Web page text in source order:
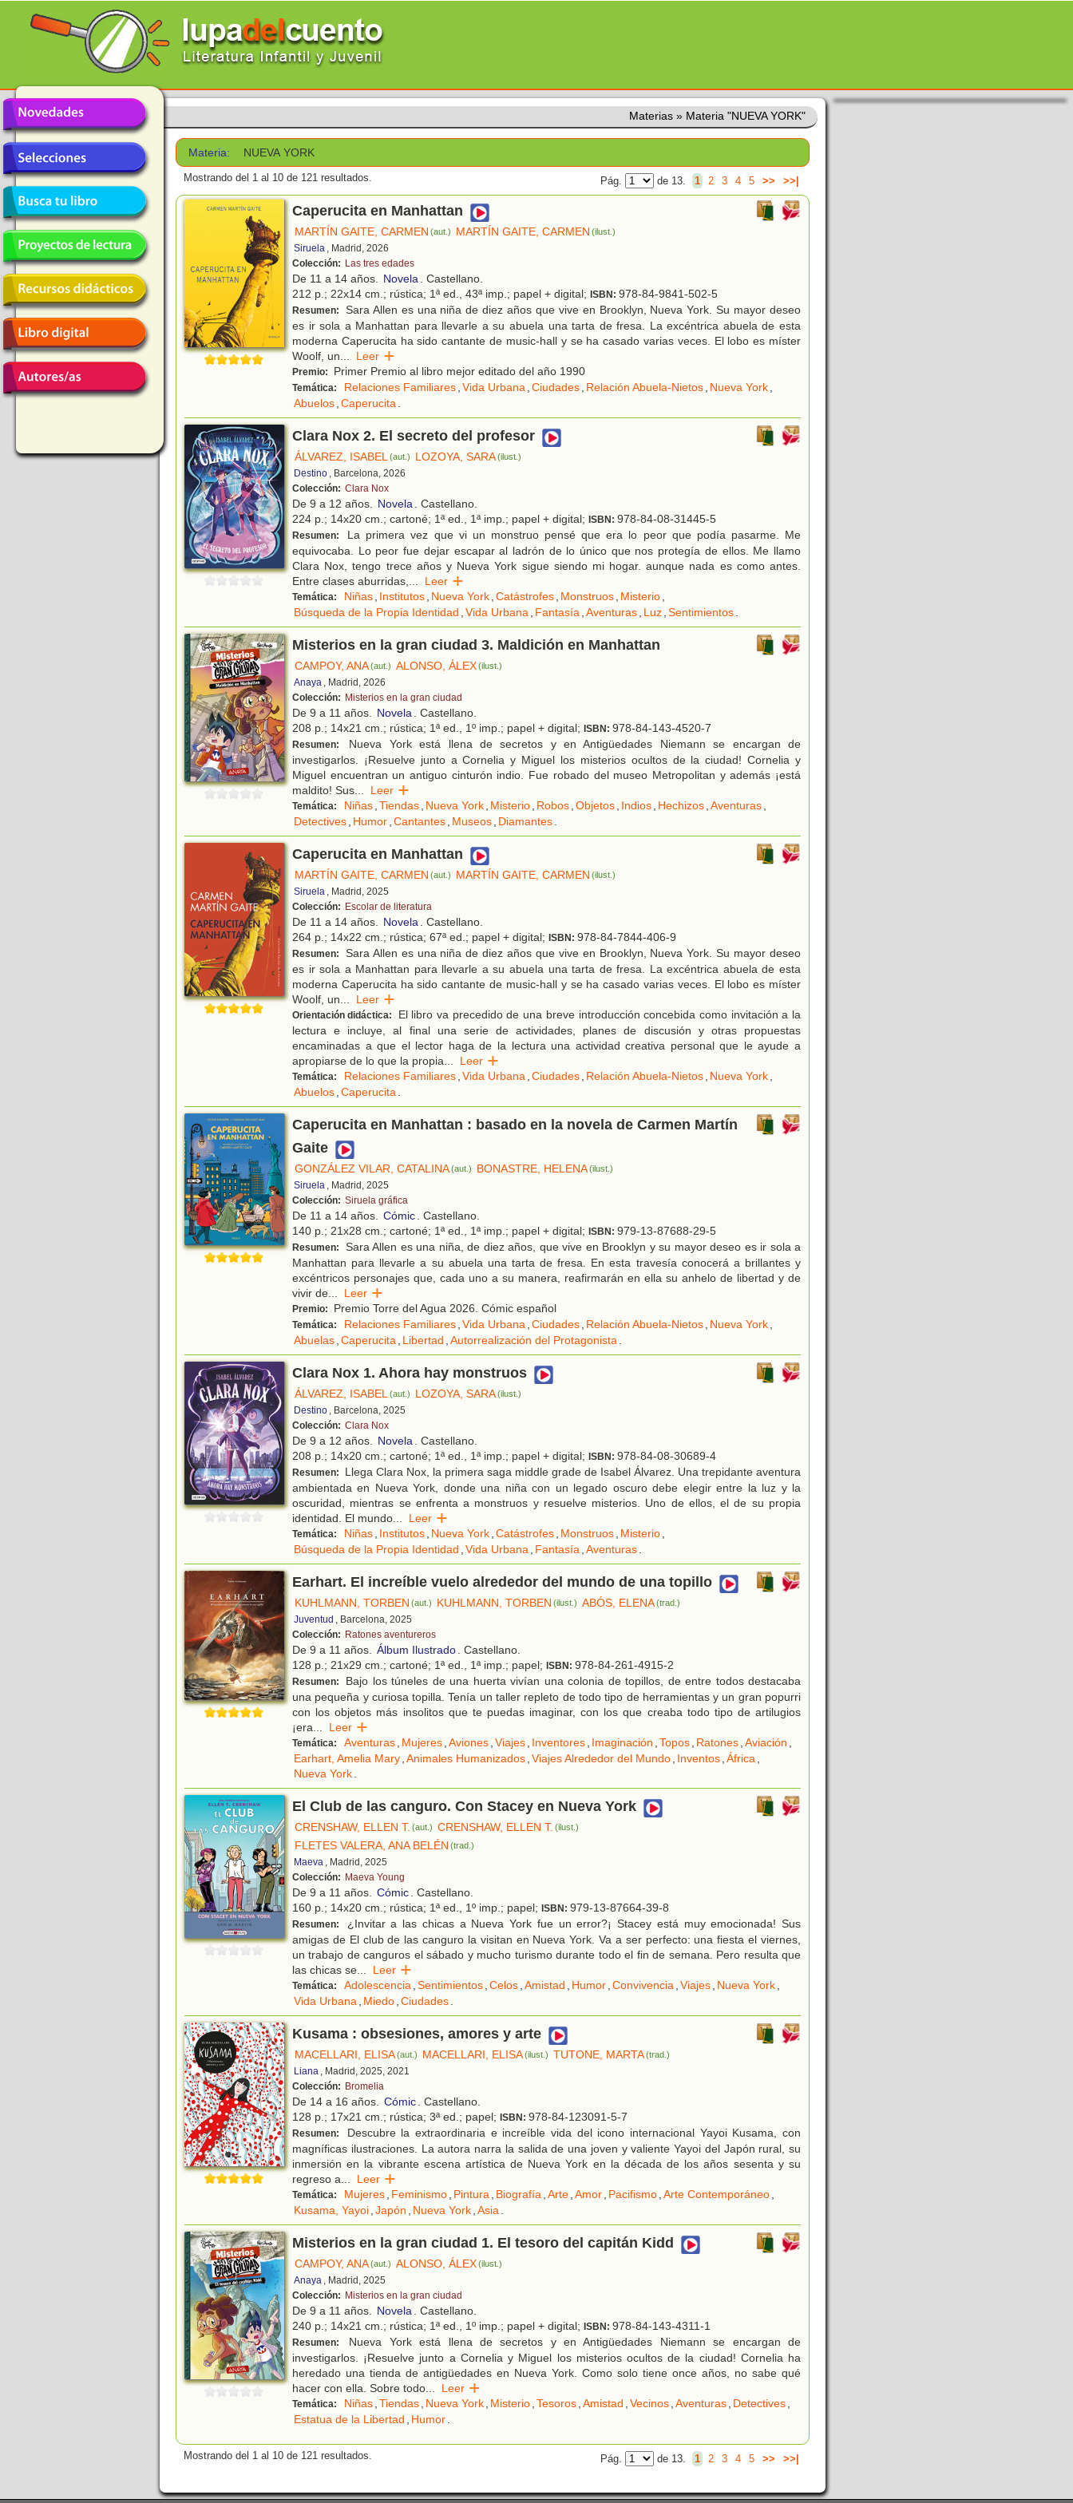
Materias » Materia "NUEVA YORK"
Materia: NUEVA YORK
Mostrando del 1 al 10 de 121 resultados. Pág. de 13. 1 2 3 4 5 >> >>|
Caperucita en Manhattan
MARTÍN GAITE, CARMEN (aut.) MARTÍN GAITE, CARMEN (ilust.)
Siruela , Madrid, 2026
Colección: Las tres edades
De 11 a 14 años. Novela. Castellano.
212 p.; 22x14 cm.; rústica; 1ª ed., 43ª imp.; papel + digital; ISBN: 978-84-9841-502-5
Resumen:
Sara Allen es una niña de diez años que vive en Brooklyn, Nueva York. Su mayor deseo
es ir sola a Manhattan para llevarle a su abuela una tarta de fresa. La excéntrica abuela de esta
moderna Caperucita ha sido cantante de music-hall y se ha casado varias veces. El lobo es míster
Woolf, un... Leer
Premio: Primer Premio al libro mejor editado del año 1990
Temática: Relaciones Familiares,Vida Urbana,Ciudades, Relación Abuela-Nietos, Nueva York,
Abuelos,Caperucita.
Clara Nox 2. El secreto del profesor
ÁLVAREZ, ISABEL(aut.) LOZOYA, SARA(ilust.)
Destino , Barcelona, 2026
Colección: Clara Nox
De 9 a 12 años. Novela. Castellano.
224 p.; 14x20 cm.; cartoné; 1ª ed., 1ª imp.; papel + digital; ISBN: 978-84-08-31445-5
Resumen:
La primera vez que vi un monstruo pensé que era lo peor que podía pasarme. Me
equivocaba. Lo peor fue dejar escapar al ladrón de lo único que nos protegía de ellos. Me llamo
Clara Nox, tengo trece años y Nueva York sigue siendo mi hogar. aunque nada es como antes.
Entre clases aburridas,... Leer
Temática: Niñas, Institutos, Nueva York,Catástrofes, Monstruos, Misterio,
Búsqueda de la Propia Identidad ,Vida Urbana, Fantasía,Aventuras, Luz,Sentimientos.
Misterios en la gran ciudad 3. Maldición en Manhattan
CAMPOY, ANA(aut.) ALONSO, ÁLEX(ilust.)
Anaya , Madrid, 2026
Colección: Misterios en la gran ciudad
De 9 a 11 años. Novela. Castellano.
208 p.; 14x21 cm.; rústica; 1ª ed., 1º imp.; papel + digital; ISBN: 978-84-143-4520-7
Resumen:
Nueva York está llena de secretos y en Antigüedades Niemann se encargan de
investigarlos. ¡Resuelve junto a Cornelia y Miguel los misterios ocultos de la ciudad! Cornelia y
Miguel encuentran un antiguo cinturón indio. Fue robado del museo Metropolitan y además ¡está
maldito! Sus... Leer
Temática: Niñas,Tiendas, Nueva York, Misterio, Robos,Objetos, Indios, Hechizos,Aventuras,
Detectives, Humor,Cantantes, Museos, Diamantes.
Caperucita en Manhattan
MARTÍN GAITE, CARMEN (aut.) MARTÍN GAITE, CARMEN (ilust.)
Siruela , Madrid, 2025
Colección: Escolar de literatura
De 11 a 14 años. Novela. Castellano.
264 p.; 14x22 cm.; rústica; 67ª ed.; papel + digital; ISBN: 978-84-7844-406-9
Resumen:
Sara Allen es una niña de diez años que vive en Brooklyn, Nueva York. Su mayor deseo
es ir sola a Manhattan para llevarle a su abuela una tarta de fresa. La excéntrica abuela de esta
moderna Caperucita ha sido cantante de music-hall y se ha casado varias veces. El lobo es míster
Woolf, un... Leer
Orientación didáctica:
El libro va precedido de una breve introducción concebida como invitación a la
lectura e incluye, al final una serie de actividades, planes de discusión y otras propuestas
encaminadas a que el lector haga de la lectura una actividad creativa personal que le ayude a
apropiarse de lo que la propia... Leer
Temática: Relaciones Familiares,Vida Urbana,Ciudades, Relación Abuela-Nietos, Nueva York,
Abuelos,Caperucita.
Caperucita en Manhattan : basado en la novela de Carmen Martín
Gaite
GONZÁLEZ VILAR, CATALINA(aut.) BONASTRE, HELENA(ilust.)
Siruela , Madrid, 2025
Colección: Siruela gráfica
De 11 a 14 años. Cómic. Castellano.
140 p.; 21x28 cm.; cartoné; 1ª ed., 1ª imp.; papel + digital; ISBN: 979-13-87688-29-5
Resumen:
Sara Allen es una niña, de diez años, que vive en Brooklyn y su mayor deseo es ir sola a
Manhattan para llevarle a su abuela una tarta de fresa. En esta travesía conocerá a brillantes y
excéntricos personajes que, cada uno a su manera, reafirmarán en ella su anhelo de libertad y de
vivir de... Leer
Premio: Premio Torre del Agua 2026. Cómic español
Temática: Relaciones Familiares,Vida Urbana,Ciudades, Relación Abuela-Nietos, Nueva York,
Abuelas,Caperucita, Libertad ,Autorrealización del Protagonista.
Clara Nox 1. Ahora hay monstruos
ÁLVAREZ, ISABEL(aut.) LOZOYA, SARA(ilust.)
Destino , Barcelona, 2025
Colección: Clara Nox
De 9 a 12 años. Novela. Castellano.
208 p.; 14x20 cm.; cartoné; 1ª ed., 1ª imp.; papel + digital; ISBN: 978-84-08-30689-4
Resumen:
Llega Clara Nox, la primera saga middle grade de Isabel Álvarez. Una trepidante aventura
ambientada en Nueva York, donde una niña con un legado oscuro debe elegir entre la luz y la
oscuridad, mientras se enfrenta a monstruos y resuelve misterios. Uno de ellos, el de su propia
identidad. El mundo... Leer
Temática: Niñas, Institutos, Nueva York,Catástrofes, Monstruos, Misterio,
Búsqueda de la Propia Identidad ,Vida Urbana, Fantasía,Aventuras.
Earhart. El increíble vuelo alrededor del mundo de una topillo
KUHLMANN, TORBEN (aut.) KUHLMANN, TORBEN (ilust.) ABÓS, ELENA(trad.)
Juventud , Barcelona, 2025
Colección: Ratones aventureros
De 9 a 11 años. Álbum Ilustrado. Castellano.
128 p.; 21x29 cm.; cartoné; 1ª ed., 1ª imp.; papel; ISBN: 978-84-261-4915-2
Resumen:
Bajo los túneles de una huerta vivían una colonia de topillos, de entre todos destacaba
una pequeña y curiosa topilla. Tenía un taller repleto de todo tipo de herramientas y un gran popurri
con los objetos más insolitos que te puedas imaginar, con los que creaba todo tipo de artilugios
¡era... Leer
Temática: Aventuras, Mujeres,Aviones,Viajes, Inventores, Imaginación ,Topos, Ratones,Aviación ,
Earhart, Amelia Mary,Animales Humanizados,Viajes Alrededor del Mundo, Inventos,África,
Nueva York.
El Club de las canguro. Con Stacey en Nueva York
CRENSHAW, ELLEN T. (aut.) CRENSHAW, ELLEN T. (ilust.)
FLETES VALERA, ANA BELÉN (trad.)
Maeva , Madrid, 2025
Colección: Maeva Young
De 9 a 11 años. Cómic. Castellano.
160 p.; 14x20 cm.; rústica; 1ª ed., 1º imp.; papel; ISBN: 979-13-87664-39-8
Resumen:
¿Invitar a las chicas a Nueva York fue un error?¡ Stacey está muy emocionada! Sus
amigas de El club de las canguro la visitan en Nueva York. Va a ser perfecto: una fiesta el viernes,
un trabajo de canguros el sábado y mucho turismo durante todo el fin de semana. Pero resulta que
las chicas se... Leer
Temática: Adolescencia,Sentimientos,Celos,Amistad , Humor,Convivencia,Viajes, Nueva York,
Vida Urbana, Miedo,Ciudades.
Kusama : obsesiones, amores y arte
MACELLARI, ELISA(aut.) MACELLARI, ELISA(ilust.) TUTONE, MARTA(trad.)
Liana , Madrid, 2025, 2021
Colección: Bromelia
De 14 a 16 años. Cómic. Castellano.
128 p.; 17x21 cm.; rústica; 3ª ed.; papel; ISBN: 978-84-123091-5-7
Resumen:
Descubre la extraordinaria e increíble vida del icono internacional Yayoi Kusama, con
magníficas ilustraciones. La autora narra la salida de una joven y valiente Yayoi del Japón rural, su
inmersión en la vibrante escena artística de Nueva York en la década de los años sesenta y su
regreso a... Leer
Temática: Mujeres, Feminismo, Pintura, Biografía,Arte,Amor, Pacifismo,Arte Contemporáneo,
Kusama, Yayoi,Japón , Nueva York,Asia.
Misterios en la gran ciudad 1. El tesoro del capitán Kidd
CAMPOY, ANA(aut.) ALONSO, ÁLEX(ilust.)
Anaya , Madrid, 2025
Colección: Misterios en la gran ciudad
De 9 a 11 años. Novela. Castellano.
240 p.; 14x21 cm.; rústica; 1ª ed., 1º imp.; papel + digital; ISBN: 978-84-143-4311-1
Resumen:
Nueva York está llena de secretos y en Antigüedades Niemann se encargan de
investigarlos. ¡Resuelve junto a Cornelia y Miguel los misterios ocultos de la ciudad! Cornelia ha
heredado una tienda de antigüedades en Nueva York. Como solo tiene once años, no sabe qué
hacer con ella. Sobre todo... Leer
Temática: Niñas,Tiendas, Nueva York, Misterio,Tesoros,Amistad ,Vecinos,Aventuras, Detectives,
Estatua de la Libertad , Humor.
Mostrando del 1 al 10 de 121 resultados. Pág. de 13. 1 2 3 4 5 >> >>|